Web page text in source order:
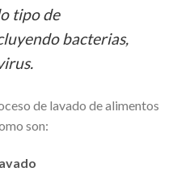
tipo de
bacterias,
de lavado de alimentos
son: